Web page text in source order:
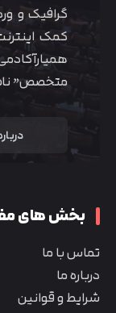
گرافیک و
کمک
متخصص”
بخش های
تماس با ما
درباره ما
شرایط و قوانین